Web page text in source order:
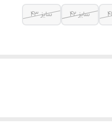
سایز ۴۲ سایز ۴۳